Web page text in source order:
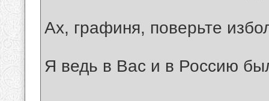
Ах, графиня, поверьте
Я ведь в Вас и в Россию